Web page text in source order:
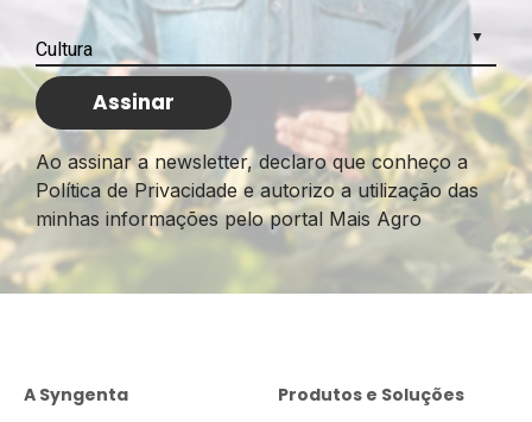
Ao assinar a newsletter, declaro que conheço a
Política de Privacidade e autorizo a utilização das
minhas informações pelo portal Mais Agro
A Syngenta Produtos e Soluções